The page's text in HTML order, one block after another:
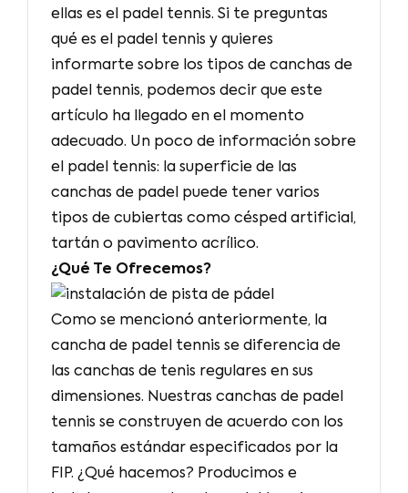
ellas es el padel tennis. Si te preguntas
qué es el padel tennis y quieres
informarte sobre los tipos de canchas de
padel tennis, podemos decir que este
artículo ha llegado en el momento
adecuado. Un poco de información sobre
el padel tennis: la superficie de las
canchas de padel puede tener varios
tipos de cubiertas como césped artificial,
tartán o pavimento acrílico.
¿Qué Te Ofrecemos?
Como se mencionó anteriormente, la
cancha de padel tennis se diferencia de
las canchas de tenis regulares en sus
dimensiones. Nuestras canchas de padel
tennis se construyen de acuerdo con los
tamaños estándar especificados por la
FIP. ¿Qué hacemos? Producimos e